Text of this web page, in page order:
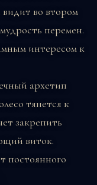
во втором
перемен.
интересом к
архетип
тянется к
закрепить
виток.
постоянного